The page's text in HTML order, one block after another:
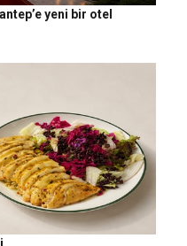
yeni bir otel